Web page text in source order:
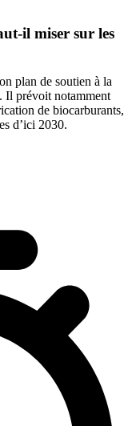
il miser sur les
plan de soutien à la
Il prévoit notamment
de biocarburants,
d’ici 2030.